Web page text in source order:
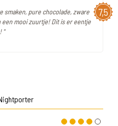
7,5
smaken, pure chocolade, zware
mooi zuurtje! Dit is er eentje
"